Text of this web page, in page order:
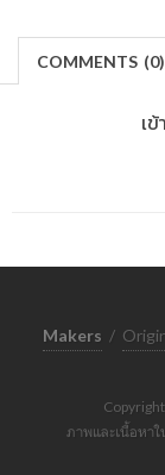
COMMENTS (0)
เ
Makers /
ภาพและเนื้อหา